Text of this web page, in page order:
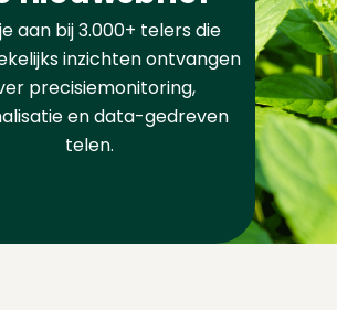
aan bij 3.000+ telers die
inzichten ontvangen
precisiemonitoring,
en data-gedreven
telen.